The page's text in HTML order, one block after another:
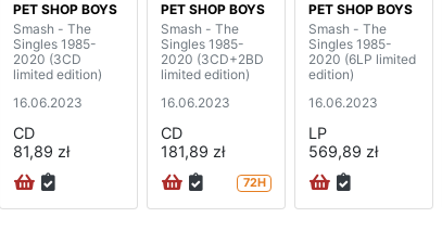
PET SHOP BOYS
Smash - The
Singles 1985-
2020 (3CD
limited edition)
16.06.2023
CD
81,89 zł
PET SHOP BOYS
Smash - The
Singles 1985-
2020 (3CD+2BD
limited edition)
16.06.2023
CD
181,89 zł
72H
PET SHOP BOYS
Smash - The
Singles 1985-
2020 (6LP limited
edition)
16.06.2023
LP
569,89 zł